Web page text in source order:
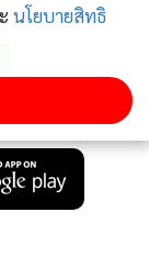
นโยบายสิทธิ